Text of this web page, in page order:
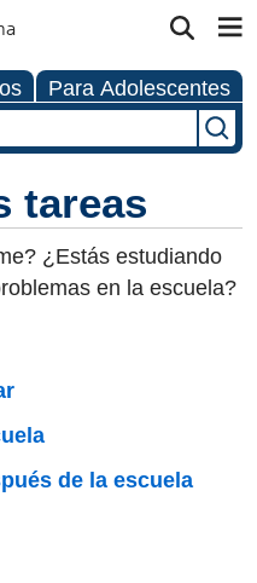
Para Adolescentes
tareas
¿Estás estudiando
en la escuela?
de la escuela